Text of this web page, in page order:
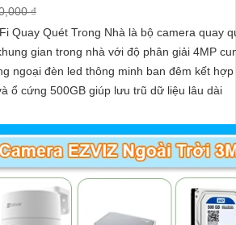
₫
Quay Quét Trong Nhà là bộ camera quay
gian trong nhà với độ phân giải 4MP
ngoại đèn led thông minh ban đêm kết
ổ cứng 500GB giúp lưu trũ dữ liệu lâu dài